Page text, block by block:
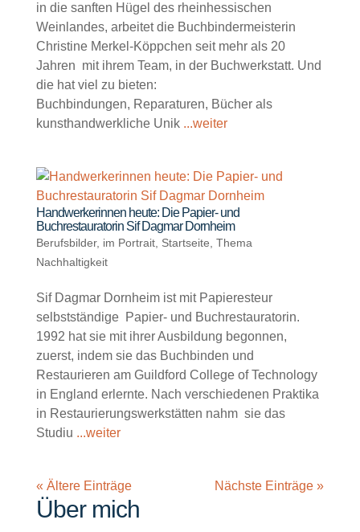
in die sanften Hügel des rheinhessischen
Weinlandes, arbeitet die Buchbindermeisterin
Christine Merkel-Köppchen seit mehr als 20
Jahren mit ihrem Team, in der Buchwerkstatt. Und
die hat viel zu bieten:
Buchbindungen, Reparaturen, Bücher als
kunsthandwerkliche Unik ...weiter
Handwerkerinnen heute: Die Papier- und
Buchrestauratorin Sif Dagmar Dornheim
Berufsbilder, im Portrait, Startseite Thema
Nachhaltigkeit
Sif Dagmar Dornheim ist mit Papieresteur
selbstständige Papier- und Buchrestauratorin.
1992 hat sie mit ihrer Ausbildung begonnen,
zuerst, indem sie das Buchbinden und
Restaurieren am Guildford College of Technology
in England erlernte. Nach verschiedenen Praktika
in Restaurierungswerkstätten nahm sie das
Studiu ...weiter
« Ältere Einträge Nächste Einträge »
Über mich